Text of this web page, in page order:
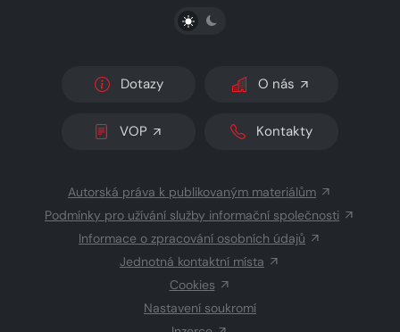
PŘEPNOUT SVĚTLÝ/TMAVÝ REŽIM
Dotazy O nás
VOP Kontakty
Autorská práva k publikovaným materiálům
Podmínky pro užívání služby informační společnosti
Informace o zpracování osobních údajů
Jednotná kontaktní místa
Cookies
Nastavení soukromí